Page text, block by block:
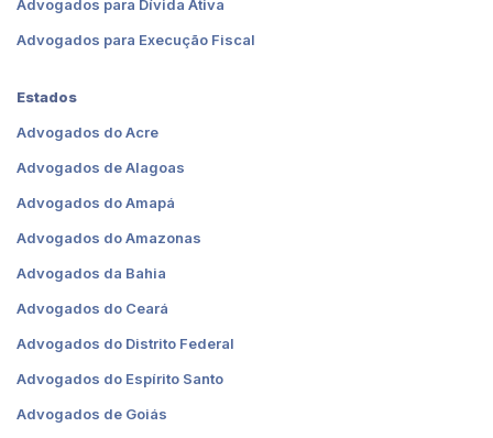
Advogados para Dívida Ativa
Advogados para Execução Fiscal
Estados
Advogados do Acre
Advogados de Alagoas
Advogados do Amapá
Advogados do Amazonas
Advogados da Bahia
Advogados do Ceará
Advogados do Distrito Federal
Advogados do Espírito Santo
Advogados de Goiás